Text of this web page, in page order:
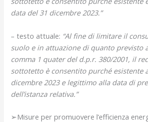
data del 31 dicembre 2023.”
– testo attuale: “Al fine di limitare il
suolo e in attuazione di quanto previsto
comma 1 quater del d.p.r. 380/2001, il
sottotetto è consentito purché esistente
dicembre 2023 e legittimo alla data di
dell’istanza relativa.”
➢Misure per promuovere l’efficienza